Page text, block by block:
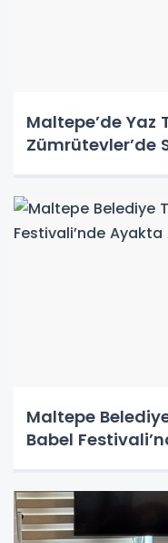
Maltepe’de Yaz
Zümrütevler’de
Maltepe
Babel